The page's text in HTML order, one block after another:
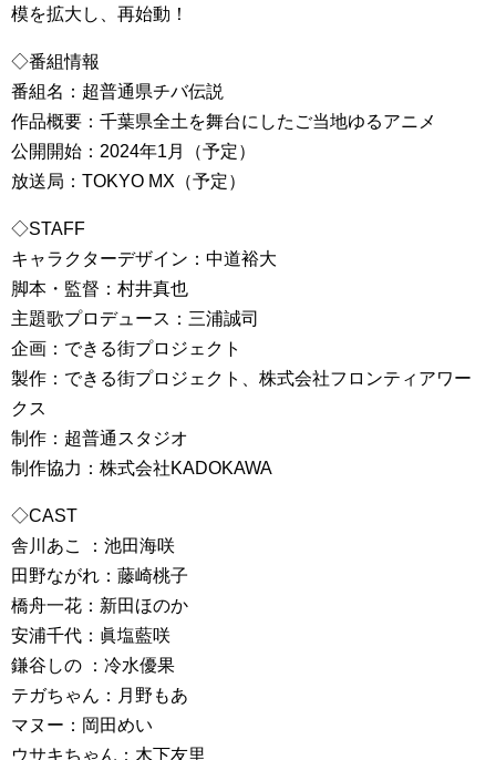
模を拡大し、再始動！
◇番組情報
番組名：超普通県チバ伝説
作品概要：千葉県全土を舞台にしたご当地ゆるアニメ
公開開始：2024年1月（予定）
放送局：TOKYO MX（予定）
◇STAFF
キャラクターデザイン：中道裕大
脚本・監督：村井真也
主題歌プロデュース：三浦誠司
企画：できる街プロジェクト
製作：できる街プロジェクト、株式会社フロンティアワー
クス
制作：超普通スタジオ
制作協力：株式会社KADOKAWA
◇CAST
舎川あこ ：池田海咲
田野ながれ：藤崎桃子
橋舟一花：新田ほのか
安浦千代：眞塩藍咲
鎌谷しの ：冷水優果
テガちゃん：月野もあ
マヌー：岡田めい
ウサキちゃん：木下友里